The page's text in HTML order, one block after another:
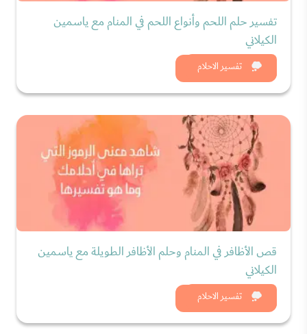
تفسير الاحلام
تفسير حلم اللحم وأنواع اللحم في المنام مع ياسمين
الكيلاني
شاهد الان
تفسير الاحلام
قص الأظافر في المنام وحلم الأظافر الطويلة مع ياسمين
الكيلاني
شاهد الان